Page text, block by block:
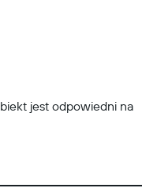
jest odpowiedni na